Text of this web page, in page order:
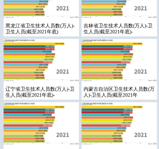
黑龙江省卫生技术人员数(万人)-
卫生人员(截至2021年底)
吉林省卫生技术人员数(万人)-卫
生人员(截至2021年底)-
辽宁省卫生技术人员数(万人)-卫
生人员(截至2021年底)-
内蒙古自治区卫生技术人员数(万
人)-卫生人员(截至2021年